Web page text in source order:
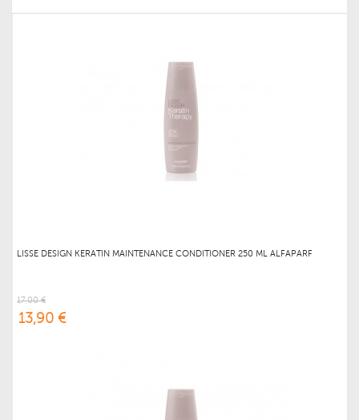
LISSE DESIGN KERATIN MAINTENANCE CONDITIONER 250 ML ALFAPARF
17,00 €
13,90 €